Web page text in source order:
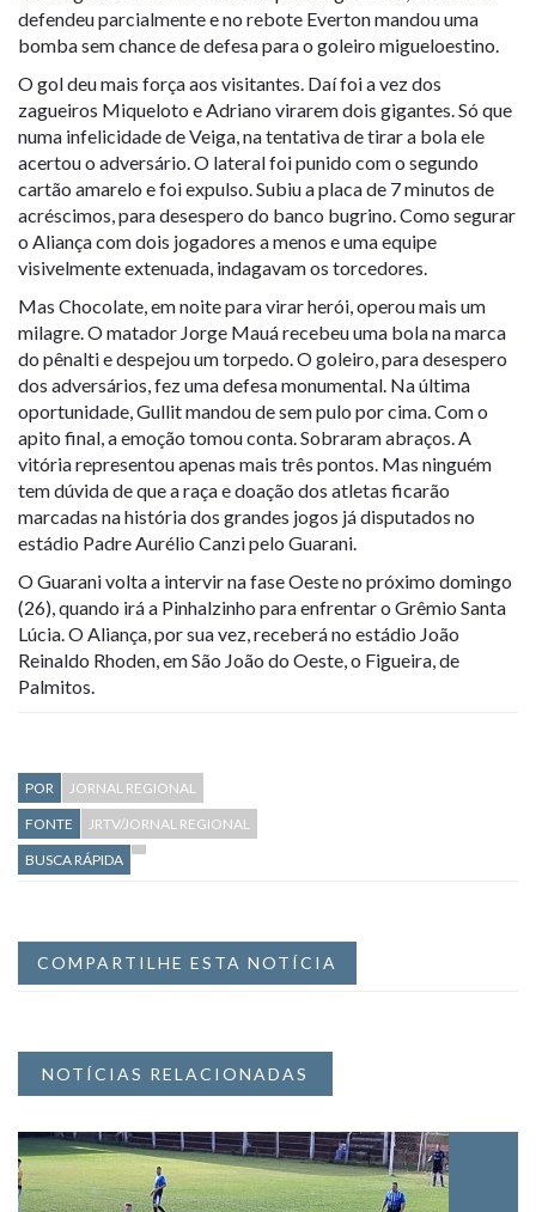
defendeu parcialmente e no rebote Everton mandou uma
bomba sem chance de defesa para o goleiro migueloestino.
O gol deu mais força aos visitantes. Daí foi a vez dos
zagueiros Miqueloto e Adriano virarem dois gigantes. Só que
numa infelicidade de Veiga, na tentativa de tirar a bola ele
acertou o adversário. O lateral foi punido com o segundo
cartão amarelo e foi expulso. Subiu a placa de 7 minutos de
acréscimos, para desespero do banco bugrino. Como segurar
o Aliança com dois jogadores a menos e uma equipe
visivelmente extenuada, indagavam os torcedores.
Mas Chocolate, em noite para virar herói, operou mais um
milagre. O matador Jorge Mauá recebeu uma bola na marca
do pênalti e despejou um torpedo. O goleiro, para desespero
dos adversários, fez uma defesa monumental. Na última
oportunidade, Gullit mandou de sem pulo por cima. Com o
apito final, a emoção tomou conta. Sobraram abraços. A
vitória representou apenas mais três pontos. Mas ninguém
tem dúvida de que a raça e doação dos atletas ficarão
marcadas na história dos grandes jogos já disputados no
estádio Padre Aurélio Canzi pelo Guarani.
O Guarani volta a intervir na fase Oeste no próximo domingo
(26), quando irá a Pinhalzinho para enfrentar o Grêmio Santa
Lúcia. O Aliança, por sua vez, receberá no estádio João
Reinaldo Rhoden, em São João do Oeste, o Figueira, de
Palmitos.
POR
JORNAL REGIONAL
FONTE
JRTV/JORNAL REGIONAL
BUSCA RÁPIDA
COMPARTILHE ESTA NOTÍCIA
NOTÍCIAS RELACIONADAS